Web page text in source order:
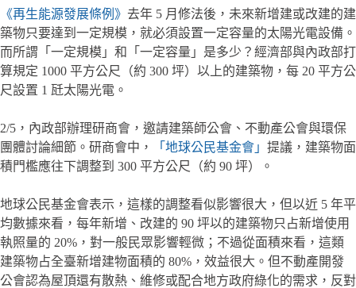
《再生能源發展條例》 去年 5 月修法後，未來新增建或改建的建
築物只要達到一定規模，就必須設置一定容量的太陽光電設備。
而所謂「一定規模」和「一定容量」是多少？經濟部與內政部打
算規定 1000 平方公尺（約 300 坪）以上的建築物，每 20 平方公
尺設置 1 瓩太陽光電。
2/5，內政部辦理研商會，邀請建築師公會、不動產公會與環保
團體討論細節。研商會中，
「地球公民基金會」 提議，建築物面
積門檻應往下調整到 300 平方公尺（約 90 坪）。
地球公民基金會表示，這樣的調整看似影響很大，但以近 5 年平
均數據來看，每年新增、改建的 90 坪以的建築物只占新增使用
執照量的 20%，對一般民眾影響輕微；不過從面積來看，這類
建築物占全臺新增建物面積的 80%，效益很大。但不動產開發
公會認為屋頂還有散熱、維修或配合地方政府綠化的需求，反對